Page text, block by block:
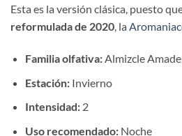
Esta es la versión clásica, puesto
reformulada de 2020, la
Familia olfativa:Almizcle
Estación:Invierno
Intensidad:2
Uso recomendado:Noche